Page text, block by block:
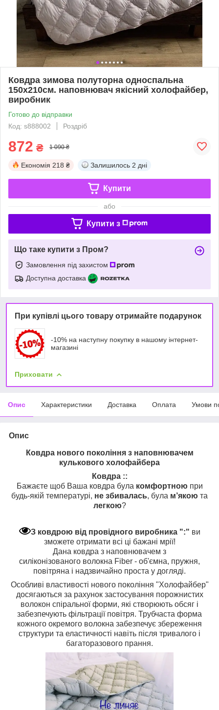
Ковдра зимова полуторна односпальна
150х210см. наповнювач якісний холофайбер,
виробник
Готово до відправки
Код: s888002
Роздріб
872 ₴ 1 090 ₴
Економія 218 ₴ Залишилось 2 дні
Купити
або
Купити з
Що таке купити з Пром?
Замовлення під захистом
Доступна доставка
При купівлі цього товару отримайте подарунок
-10% на наступну покупку в нашому інтернет-
магазині
Приховати
Опис Характеристики Доставка Оплата Умови
Опис
Ковдра нового покоління з наповнювачем
кулькового холофайбера
Ковдра ::
Бажаєте щоб Ваша ковдра була комфортною при
будь-якій температурі, не збивалась, була м’якою та
легкою?
З ковдрою від провідного виробника ":" ви
зможете отримати всі ці бажані мрії!
Дана ковдра з наповнювачем з
силіконізованого волокна Fiber - об'ємна, пружня,
повітряна і надзвичайно проста у догляді.
Особливі властивості нового покоління "Холофайбер"
досягаються за рахунок застосування порожнистих
волокон спіральної форми, які створюють обсяг і
забезпечують фільтрації повітря. Трубчаста форма
кожного окремого волокна забезпечує збереження
структури та еластичності навіть після тривалого і
багаторазового прання.